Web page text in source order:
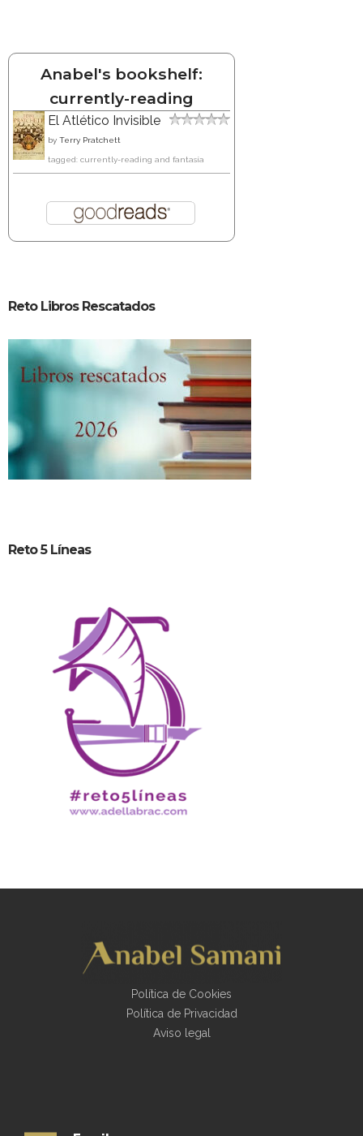
Anabel's bookshelf:
currently-reading
El Atlético Invisible
by Terry Pratchett
tagged: currently-reading and fantasía
Reto Libros Rescatados
Reto 5 Líneas
Política de Cookies
Política de Privacidad
Aviso legal